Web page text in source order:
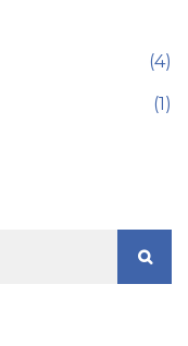
(4)
(1)